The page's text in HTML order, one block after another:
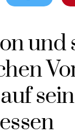
und
sein